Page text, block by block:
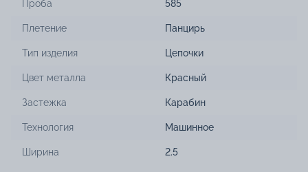
Проба 585
Плетение Панцирь
Тип изделия Цепочки
Цвет металла Красный
Застежка Карабин
Технология Машинное
Ширина 2.5